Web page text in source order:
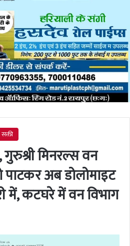
सक्ती
मिनरल्स वन
अब डोलोमाइट
में, कटघरे में वन विभाग